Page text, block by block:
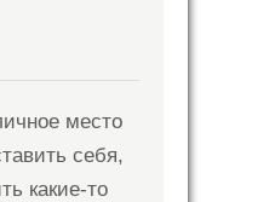
место
себя,
какие-то